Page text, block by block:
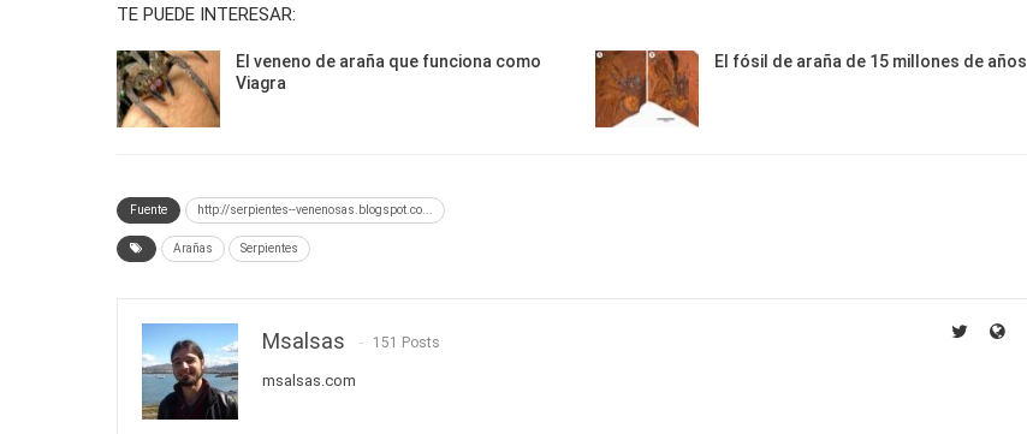
TE PUEDE INTERESAR:
El veneno de araña que funciona como
Viagra
El fósil de araña de 15 millones de años
Fuente http://serpientes--venenosas.blogspot.co...
Arañas Serpientes
Msalsas 151 Posts
msalsas.com